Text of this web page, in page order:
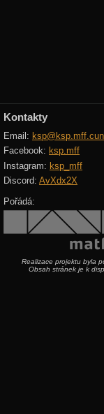
Kontakty
Email:
Facebook: ksp.mff
Instagram: ksp_mff
Discord: AvXdx2X
Pořádá:
Realizace projektu byla
Obsah stránek je k